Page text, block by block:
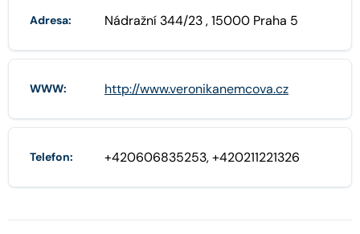
Adresa: Nádražní 344/23 , 15000 Praha 5
WWW: http://www.veronikanemcova.cz
Telefon: +420606835253, +420211221326